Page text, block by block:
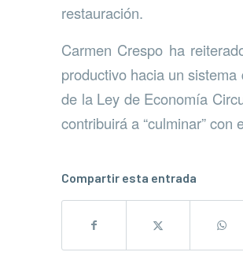
restauración.
Carmen Crespo ha
productivo hacia un
de la Ley de Economía
contribuirá a “culminar” con
Compartir esta entrada